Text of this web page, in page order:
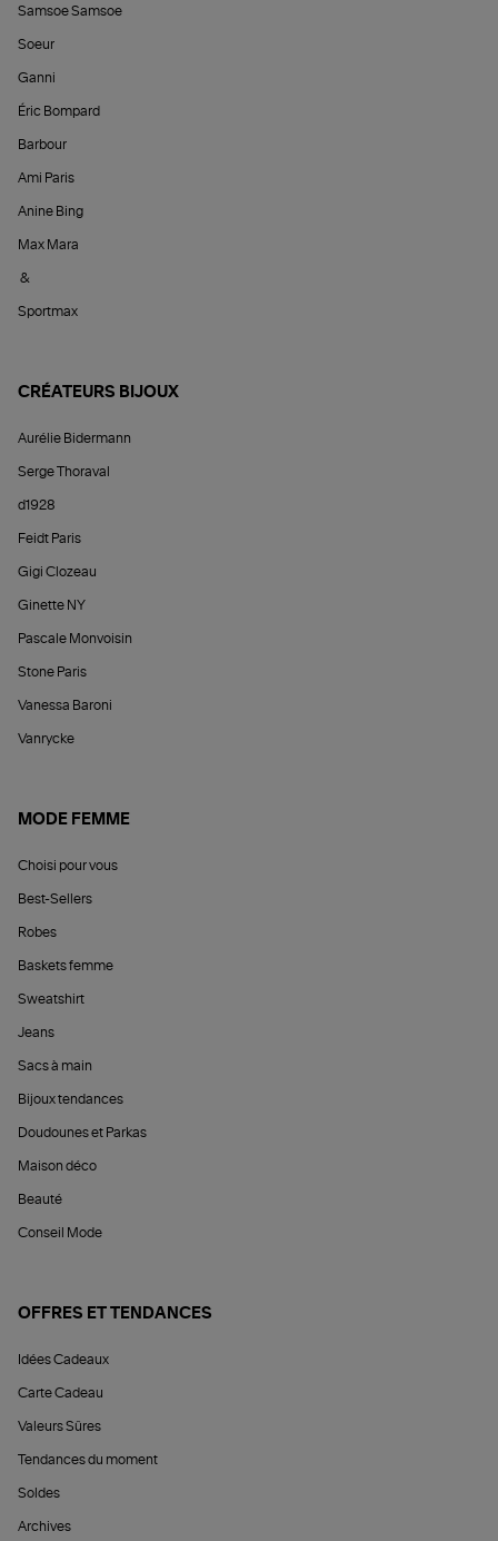
Samsoe Samsoe
Soeur
Ganni
Éric Bompard
Barbour
Ami Paris
Anine Bing
Max Mara
&
Sportmax
CRÉATEURS BIJOUX
Aurélie Bidermann
Serge Thoraval
d1928
Feidt Paris
Gigi Clozeau
Ginette NY
Pascale Monvoisin
Stone Paris
Vanessa Baroni
Vanrycke
MODE FEMME
Choisi pour vous
Best-Sellers
Robes
Baskets femme
Sweatshirt
Jeans
Sacs à main
Bijoux tendances
Doudounes et Parkas
Maison déco
Beauté
Conseil Mode
OFFRES ET TENDANCES
Idées Cadeaux
Carte Cadeau
Valeurs Sûres
Tendances du moment
Soldes
Archives